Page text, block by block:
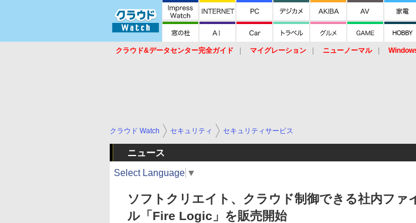
クラウド&データセンター完全ガイド マイグレーション ニューノーマル
クラウド Watch セキュリティ セキュリティサービス
ニュース
Select Language ▼
ソフトクリエイト、クラウド制御できる社内ファ
ル「Fire Logic」を販売開始